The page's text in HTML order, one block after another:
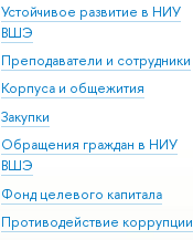
Устойчивое развитие в НИУ
ВШЭ
Преподаватели и сотрудники
Корпуса и общежития
Закупки
Обращения граждан в НИУ
ВШЭ
Фонд целевого капитала
Противодействие коррупции